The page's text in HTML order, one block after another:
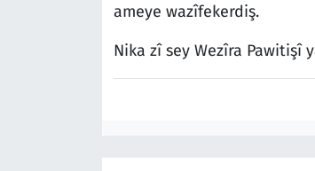
ameye wazîfekerdiş.
Nika zî sey Wezîra Pawitişî